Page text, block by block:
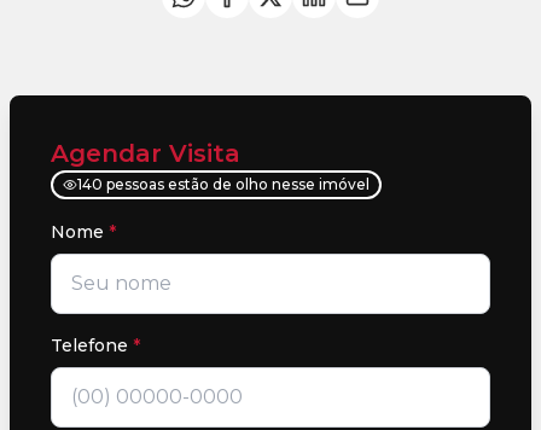
Agendar Visita
140 pessoas estão de olho nesse imóvel
Nome *
Telefone *